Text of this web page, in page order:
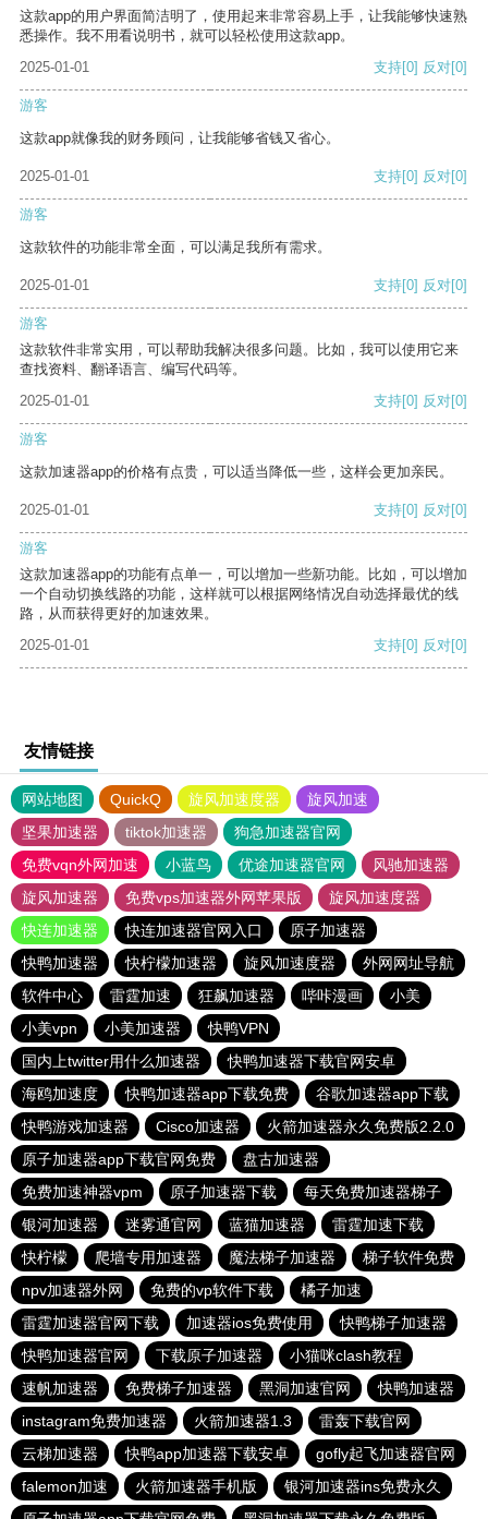
这款app的用户界面简洁明了，使用起来非常容易上手，让我能够快速熟
悉操作。我不用看说明书，就可以轻松使用这款app。
2025-01-01
支持[0] 反对[0]
游客
这款app就像我的财务顾问，让我能够省钱又省心。
2025-01-01 支持[0] 反对[0]
游客
这款软件的功能非常全面，可以满足我所有需求。
2025-01-01 支持[0] 反对[0]
游客
这款软件非常实用，可以帮助我解决很多问题。比如，我可以使用它来
查找资料、翻译语言、编写代码等。
2025-01-01
支持[0] 反对[0]
游客
这款加速器app的价格有点贵，可以适当降低一些，这样会更加亲民。
2025-01-01 支持[0] 反对[0]
游客
这款加速器app的功能有点单一，可以增加一些新功能。比如，可以增加
一个自动切换线路的功能，这样就可以根据网络情况自动选择最优的线
路，从而获得更好的加速效果。
2025-01-01
支持[0] 反对[0]
友情链接
网站地图 QuickQ 旋风加速度器
旋风加速
坚果加速器
tiktok加速器
狗急加速器官网
免费vqn外网加速
小蓝鸟 优途加速器官网
风驰加速器
旋风加速器
免费vps加速器外网苹果版
旋风加速度器
快连加速器
快连加速器官网入口
原子加速器
快鸭加速器
快柠檬加速器 旋风加速度器
外网网址导航
软件中心
雷霆加速 狂飙加速器 哔咔漫画
小美
小美vpn
小美加速器
快鸭VPN
国内上twitter用什么加速器
快鸭加速器下载官网安卓
海鸥加速度
快鸭加速器app下载免费
谷歌加速器app下载
快鸭游戏加速器
Cisco加速器
火箭加速器永久免费版2.2.0
原子加速器app下载官网免费
盘古加速器
免费加速神器vpm
原子加速器下载
每天免费加速器梯子
银河加速器
迷雾通官网 蓝猫加速器
雷霆加速下载
快柠檬
爬墙专用加速器 魔法梯子加速器
梯子软件免费
npv加速器外网
免费的vp软件下载
橘子加速
雷霆加速器官网下载
加速器ios免费使用
快鸭梯子加速器
快鸭加速器官网
下载原子加速器
小猫咪clash教程
速帆加速器
免费梯子加速器 黑洞加速官网
快鸭加速器
instagram免费加速器
火箭加速器1.3
雷轰下载官网
云梯加速器
快鸭app加速器下载安卓
gofly起飞加速器官网
falemon加速
火箭加速器手机版
银河加速器ins免费永久